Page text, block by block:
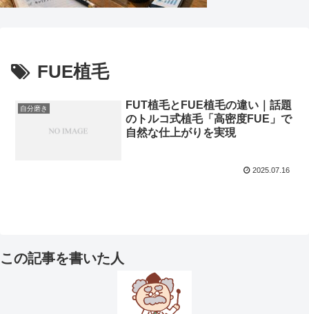
FUE植毛
自分磨き
FUT植毛とFUE植毛の違い｜話題
のトルコ式植毛「高密度FUE」で
自然な仕上がりを実現
2025.07.16
この記事を書いた人